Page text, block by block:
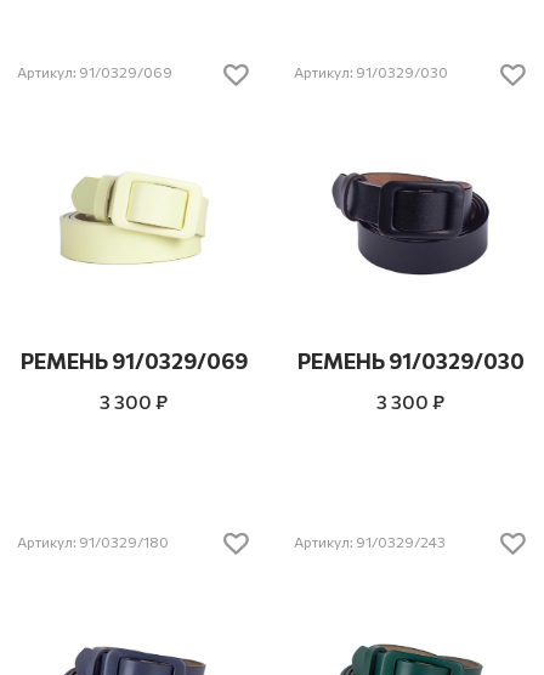
Артикул: 91/0329/069
РЕМЕНЬ 91/0329/069
3 300 ₽
Артикул: 91/0329/030
РЕМЕНЬ 91/0329/030
3 300 ₽
Артикул: 91/0329/180 Артикул: 91/0329/243